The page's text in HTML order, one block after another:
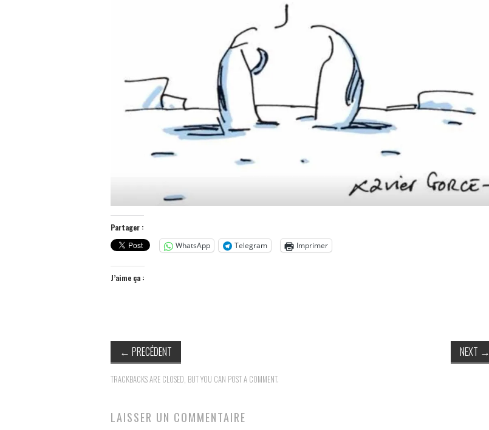
Partager :
WhatsApp
Telegram Imprimer
J’aime ça :
← PRECÉDENT NEXT →
TRACKBACKS ARE CLOSED, BUT YOU CAN POST A COMMENT.
LAISSER UN COMMENTAIRE